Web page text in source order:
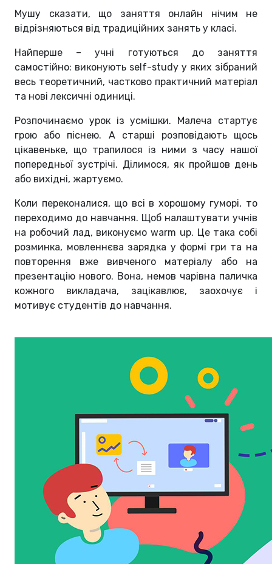
Мушу сказати, що заняття онлайн нічим не
відрізняються від традиційних занять у класі.
Найперше – учні готуються до заняття
самостійно: виконують self-study у яких зібраний
весь теоретичний, частково практичний матеріал
та нові лексичні одиниці.
Розпочинаємо урок із усмішки. Малеча стартує
грою або піснею. А старші розповідають щось
цікавеньке, що трапилося із ними з часу нашої
попередньої зустрічі. Ділимося, як пройшов день
або вихідні, жартуємо.
Коли переконалися, що всі в хорошому гуморі, то
переходимо до навчання. Щоб налаштувати учнів
на робочий лад, виконуємо warm up. Це така собі
розминка, мовленнєва зарядка у формі гри та на
повторення вже вивченого матеріалу або на
презентацію нового. Вона, немов чарівна паличка
кожного викладача, зацікавлює, заохочує і
мотивує студентів до навчання.